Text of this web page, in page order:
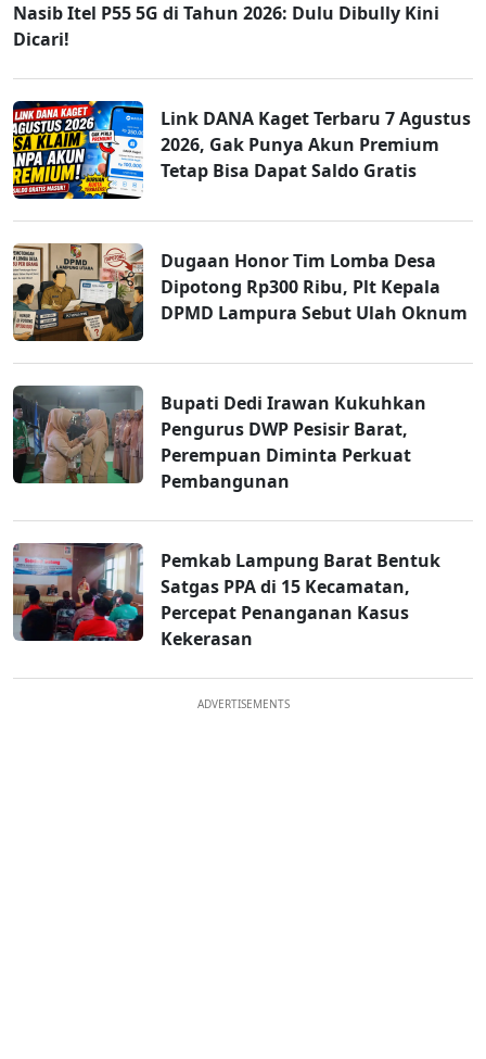
Nasib Itel P55 5G di Tahun 2026: Dulu Dibully Kini
Dicari!
Link DANA Kaget Terbaru 7 Agustus
2026, Gak Punya Akun Premium
Tetap Bisa Dapat Saldo Gratis
Dugaan Honor Tim Lomba Desa
Dipotong Rp300 Ribu, Plt Kepala
DPMD Lampura Sebut Ulah Oknum
Bupati Dedi Irawan Kukuhkan
Pengurus DWP Pesisir Barat,
Perempuan Diminta Perkuat
Pembangunan
Pemkab Lampung Barat Bentuk
Satgas PPA di 15 Kecamatan,
Percepat Penanganan Kasus
Kekerasan
ADVERTISEMENTS